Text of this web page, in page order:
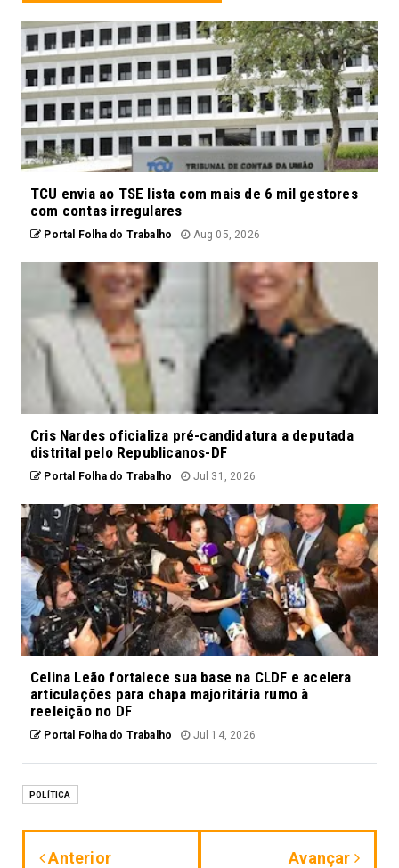
TCU envia ao TSE lista com mais de 6 mil gestores
com contas irregulares
Portal Folha do Trabalho Aug 05, 2026
Cris Nardes oficializa pré-candidatura a deputada
distrital pelo Republicanos-DF
Portal Folha do Trabalho Jul 31, 2026
Celina Leão fortalece sua base na CLDF e acelera
articulações para chapa majoritária rumo à
reeleição no DF
Portal Folha do Trabalho Jul 14, 2026
POLÍTICA
Anterior Avançar